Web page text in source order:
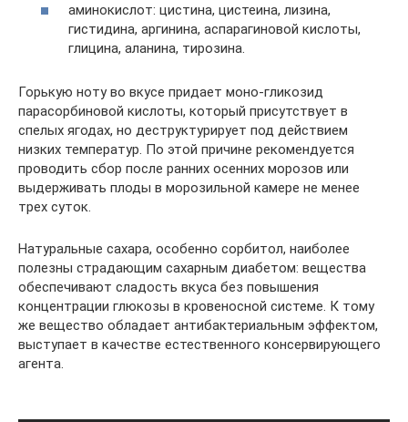
аминокислот: цистина, цистеина, лизина,
гистидина, аргинина, аспарагиновой кислоты,
глицина, аланина, тирозина.
Горькую ноту во вкусе придает моно-гликозид
парасорбиновой кислоты, который присутствует в
спелых ягодах, но деструктурирует под действием
низких температур. По этой причине рекомендуется
проводить сбор после ранних осенних морозов или
выдерживать плоды в морозильной камере не менее
трех суток.
Натуральные сахара, особенно сорбитол, наиболее
полезны страдающим сахарным диабетом: вещества
обеспечивают сладость вкуса без повышения
концентрации глюкозы в кровеносной системе. К тому
же вещество обладает антибактериальным эффектом,
выступает в качестве естественного консервирующего
агента.